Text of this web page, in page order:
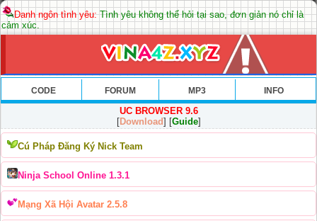
Danh ngôn tình yêu:Tình yêu không thể hỏi tại sao, đơn giản nó chỉ là
cảm xúc.
CODE FORUM MP3 INFO
UC BROWSER 9.6
[Download] [Guide]
Cú Pháp Đăng Ký Nick Team
Ninja School Online 1.3.1
Mạng Xã Hội Avatar 2.5.8